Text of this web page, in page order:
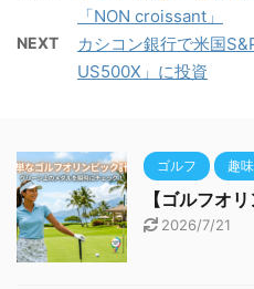
「NON croissant」
NEXT
カシコン銀行で米国
US500X」に投資
ゴルフ 趣
【ゴルフオ
2026/7/21